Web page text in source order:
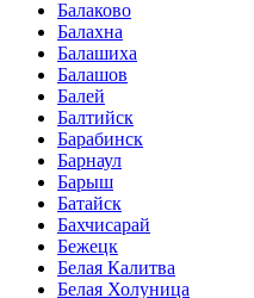
Балаково
Балахна
Балашиха
Балашов
Балей
Балтийск
Барабинск
Барнаул
Барыш
Батайск
Бахчисарай
Бежецк
Белая Калитва
Белая Холуница